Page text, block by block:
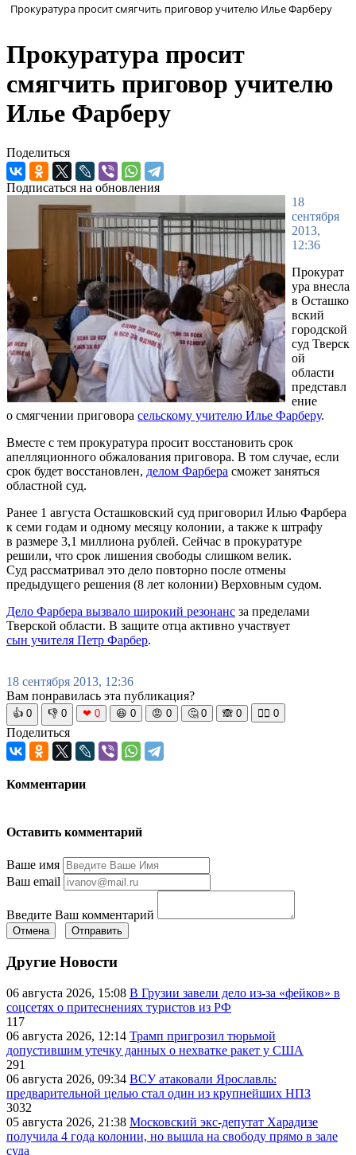
Прокуратура просит смягчить приговор учителю Илье Фарберу
Прокуратура просит
смягчить приговор учителю
Илье Фарберу
Поделиться
Подписаться на обновления
18
сентября
2013,
12:36
Прокурат
ура внесла
в Осташко
вский
городской
суд Тверск
ой
области
представл
ение
о смягчении приговора сельскому учителю Илье Фарберу.
Вместе с тем прокуратура просит восстановить срок
апелляционного обжалования приговора. В том случае, если
срок будет восстановлен, делом Фарбера сможет заняться
областной суд.
Ранее 1 августа Осташковский суд приговорил Илью Фарбера
к семи годам и одному месяцу колонии, а также к штрафу
в размере 3,1 миллиона рублей. Сейчас в прокуратуре
решили, что срок лишения свободы слишком велик.
Суд рассматривал это дело повторно после отмены
предыдущего решения (8 лет колонии) Верховным судом.
Дело Фарбера вызвало широкий резонанс за пределами
Тверской области. В защите отца активно участвует
сын учителя Петр Фарбер.
18 сентября 2013, 12:36
Вам понравилась эта публикация?
👍 0 👎 0 ❤ 0 😆 0 😡 0 🤔 0 🙈 0 🧘‍♀️ 0
Поделиться
Комментарии
Оставить комментарий
Ваше имя
Ваш email
Введите Ваш комментарий
Отмена Отправить
Другие Новости
06 августа 2026, 15:08 В Грузии завели дело из-за «фейков» в
соцсетях о притеснениях туристов из РФ
117
06 августа 2026, 12:14 Трамп пригрозил тюрьмой
допустившим утечку данных о нехватке ракет у США
291
06 августа 2026, 09:34 ВСУ атаковали Ярославль:
предварительной целью стал один из крупнейших НПЗ
3032
05 августа 2026, 21:38 Московский экс-депутат Харадизе
получила 4 года колонии, но вышла на свободу прямо в зале
суда